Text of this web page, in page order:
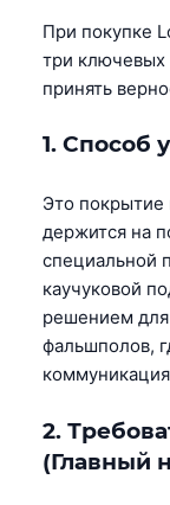
При покупке
три ключевых
принять
1. Способ
Это покрытие
держится на
специальной
каучуковой
решением
фальшполов,
2.
(Главный